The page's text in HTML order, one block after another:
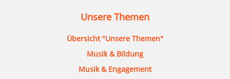
Unsere Themen
Übersicht "Unsere Themen"
Musik & Bildung
Musik & Engagement